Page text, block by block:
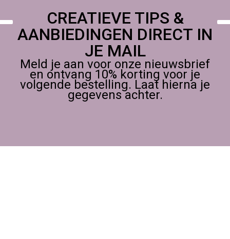
CREATIEVE TIPS &
AANBIEDINGEN DIRECT IN
JE MAIL
Meld je aan voor onze nieuwsbrief
en ontvang 10% korting voor je
volgende bestelling. Laat hierna je
gegevens achter.